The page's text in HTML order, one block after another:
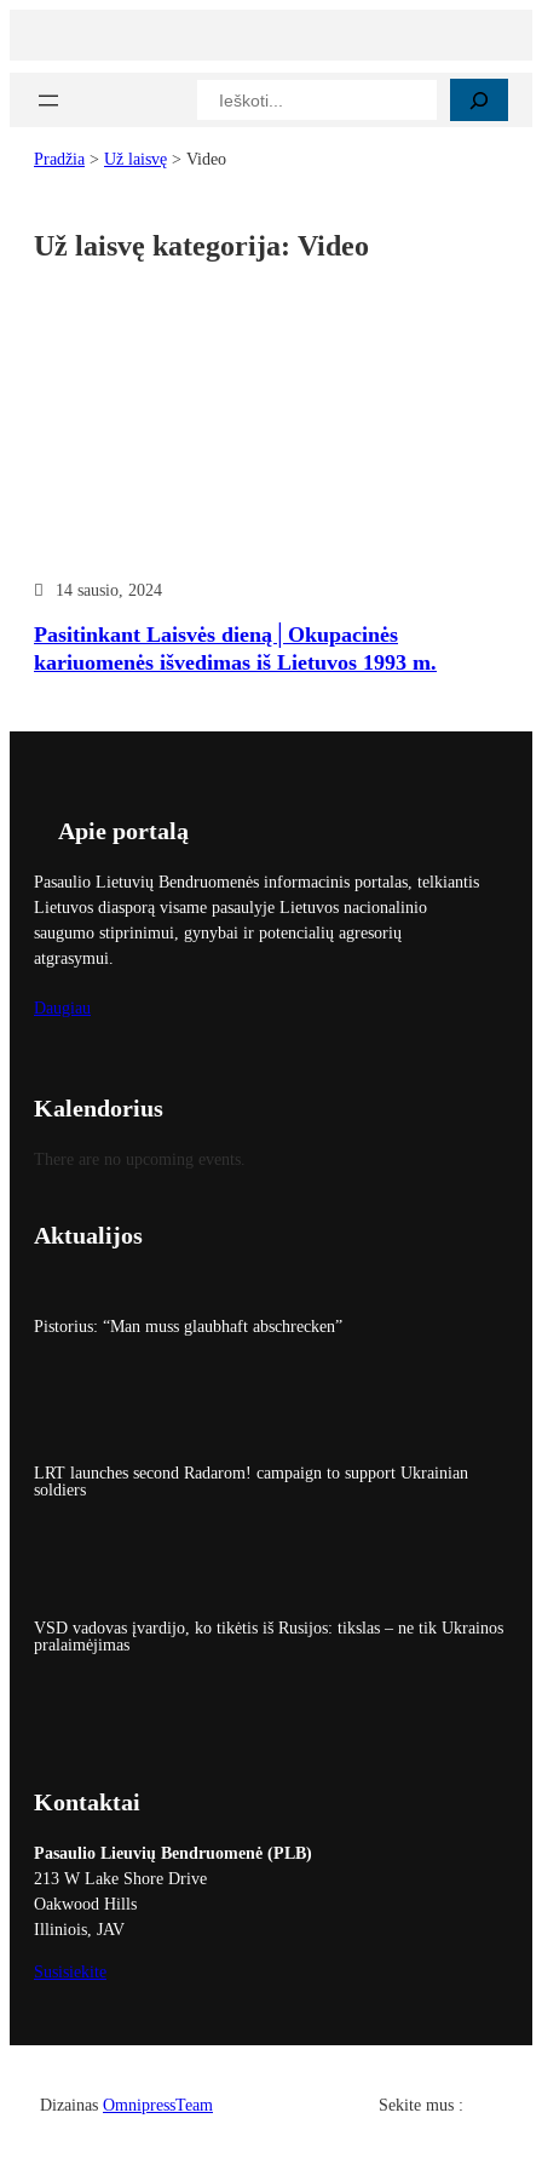
Paieška
Pradžia > Už laisvę > Video
Už laisvę kategorija: Video
14 sausio, 2024
Pasitinkant Laisvės dieną│Okupacinės
kariuomenės išvedimas iš Lietuvos 1993 m.
Apie portalą
Pasaulio Lietuvių Bendruomenės informacinis portalas, telkiantis
Lietuvos diasporą visame pasaulyje Lietuvos nacionalinio
saugumo stiprinimui, gynybai ir potencialių agresorių
atgrasymui.
Daugiau
Kalendorius
There are no upcoming events.
Aktualijos
Pistorius: “Man muss glaubhaft abschrecken”
LRT launches second Radarom! campaign to support Ukrainian
soldiers
VSD vadovas įvardijo, ko tikėtis iš Rusijos: tikslas – ne tik Ukrainos
pralaimėjimas
Kontaktai
Pasaulio Lieuvių Bendruomenė (PLB)
213 W Lake Shore Drive
Oakwood Hills
Illiniois, JAV
Susisiekite
Dizainas OmnipressTeam Sekite mus :